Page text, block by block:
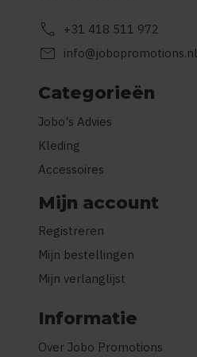
call +31 418 511 972
mail info@jobopromotions.nl
Categorieën
Jobo's Advies
Kleding
Accessoires
Mijn account
Registreren
Mijn bestellingen
Mijn verlanglijst
Informatie
Over Jobo Promotions